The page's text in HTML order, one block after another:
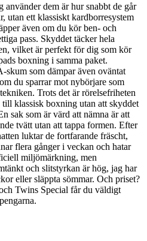
använder dem är hur snabbt de går
utan ett klassiskt kardborresystem
även om du kör ben- och
pass. Skyddet täcker hela
vilket är perfekt för dig som kör
boxning i samma paket.
som dämpar även oväntat
du sparrar mot nybörjare som
Trots det är rörelsefriheten
klassisk boxning utan att skyddet
sak som är värd att nämna är att
tvätt utan att tappa formen. Efter
luktar de fortfarande fräscht,
flera gånger i veckan och hatar
miljömärkning, men
och slitstyrkan är hög, jag har
eller släppta sömmar. Och priset?
Twins Special får du väldigt